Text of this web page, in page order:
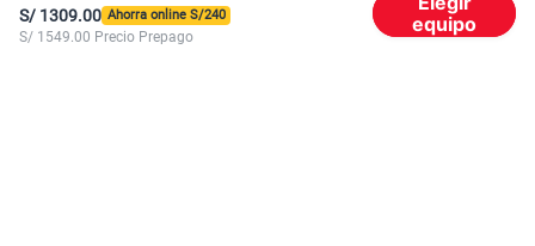
Una de las principales ventajas del Redmi Note 14
S/ 1309.00 Ahorra online S/240
S/ 1549.00 Precio Prepago
equipo